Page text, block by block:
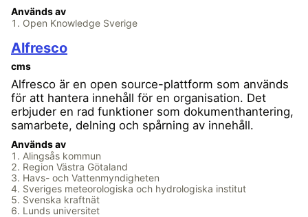
Används av
Open Knowledge Sverige
Alfresco
cms
Alfresco är en open source-plattform som används
för att hantera innehåll för en organisation. Det
erbjuder en rad funktioner som dokumenthantering,
samarbete, delning och spårning av innehåll.
Används av
Alingsås kommun
Region Västra Götaland
Havs- och Vattenmyndigheten
Sveriges meteorologiska och hydrologiska institut
Svenska kraftnät
Lunds universitet